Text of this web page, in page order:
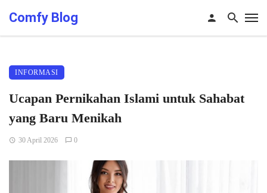
Comfy Blog
INFORMASI
Ucapan Pernikahan Islami untuk Sahabat
yang Baru Menikah
30 April 2026 0